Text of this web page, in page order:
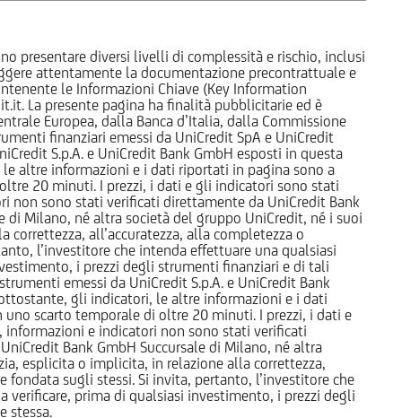
presentare diversi livelli di complessità e rischio, inclusi
attentamente la documentazione precontrattuale e
le Informazioni Chiave (Key Information
La presente pagina ha finalità pubblicitarie ed è
Europea, dalla Banca d’Italia, dalla Commissione
finanziari emessi da UniCredit SpA e UniCredit
S.p.A. e UniCredit Bank GmbH esposti in questa
altre informazioni e i dati riportati in pagina sono a
20 minuti. I prezzi, i dati e gli indicatori sono stati
sono stati verificati direttamente da UniCredit Bank
di Milano, né altra società del gruppo UniCredit, né i suoi
all’accuratezza, alla completezza o
l’investitore che intenda effettuare una qualsiasi
i prezzi degli strumenti finanziari e di tali
emessi da UniCredit S.p.A. e UniCredit Bank
gli indicatori, le altre informazioni e i dati
scarto temporale di oltre 20 minuti. I prezzi, i dati e
e indicatori non sono stati verificati
Bank GmbH Succursale di Milano, né altra
esplicita o implicita, in relazione alla correttezza,
sugli stessi. Si invita, pertanto, l’investitore che
prima di qualsiasi investimento, i prezzi degli
stessa.